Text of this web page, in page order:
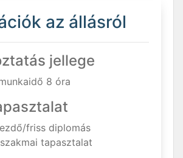
az állásról
jellege
8 óra
friss diplomás
tapasztalat